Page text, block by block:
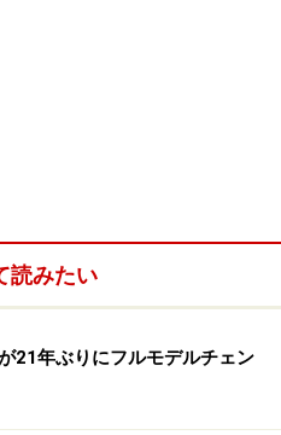
読みたい
21年ぶりにフルモデルチェン